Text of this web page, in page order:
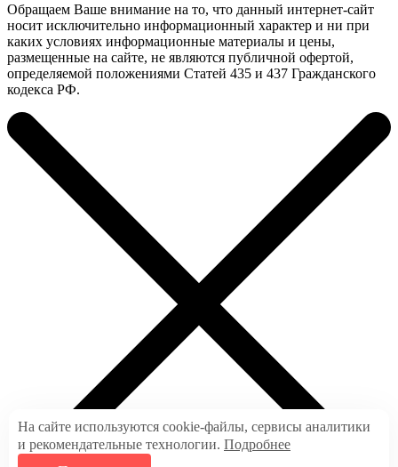
Обращаем Ваше внимание на то, что данный интернет-сайт
носит исключительно информационный характер и ни при
каких условиях информационные материалы и цены,
размещенные на сайте, не являются публичной офертой,
определяемой положениями Статей 435 и 437 Гражданского
кодекса РФ.
На сайте используются cookie-файлы, сервисы аналитики
и рекомендательные технологии. Подробнее